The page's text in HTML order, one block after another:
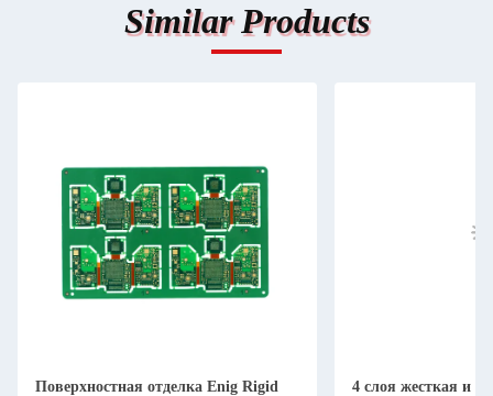
Similar Products
Поверхностная отделка Enig Rigid
4 слоя жесткая и